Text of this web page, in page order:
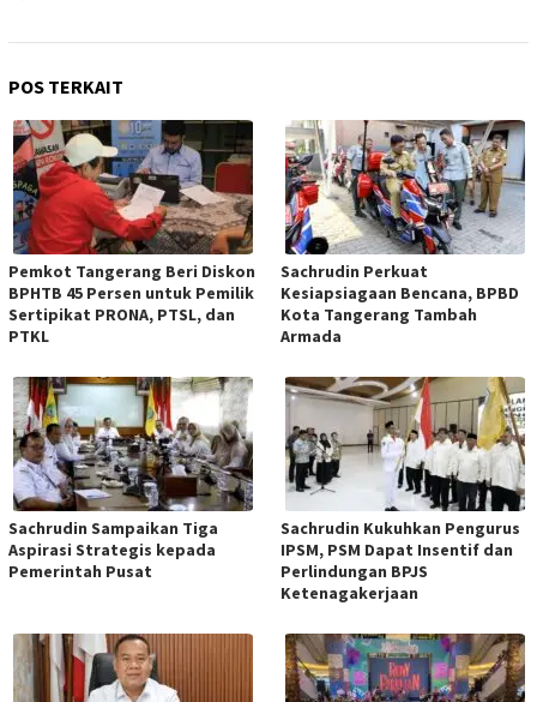
POS TERKAIT
Pemkot Tangerang Beri Diskon
BPHTB 45 Persen untuk Pemilik
Sertipikat PRONA, PTSL, dan
PTKL
Sachrudin Perkuat
Kesiapsiagaan Bencana, BPBD
Kota Tangerang Tambah
Armada
Sachrudin Sampaikan Tiga
Aspirasi Strategis kepada
Pemerintah Pusat
Sachrudin Kukuhkan Pengurus
IPSM, PSM Dapat Insentif dan
Perlindungan BPJS
Ketenagakerjaan